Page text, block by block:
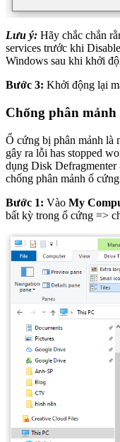
Lưu ý: Hãy chắc chắn
services trước khi
Windows sau khi khởi
Bước 3: Khởi động lại
Chống phân mảnh
Ổ cứng bị phân mảnh là
gây ra lỗi has stopped
dụng Disk Defragmenter
chống phân mảnh ổ
Bước 1: Vào My
bất kỳ trong ổ cứng =>